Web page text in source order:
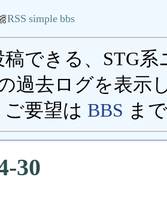
RSS simple bbs
できる、STG
過去ログを表示
要望は BBS ま
30